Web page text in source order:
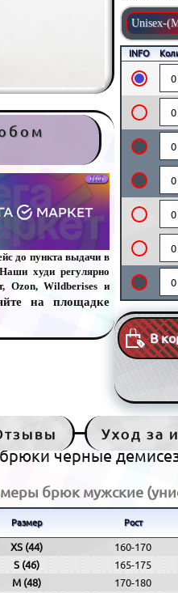
до пункта выдачи в
худи регулярно
Ozon, Wildberises и
на площадке
Unisex-
INFO
В
Уход за
черные
брюк мужские
Размер Рост
XS (44) 160-170
S (46)
165-175
M (48)
170-180